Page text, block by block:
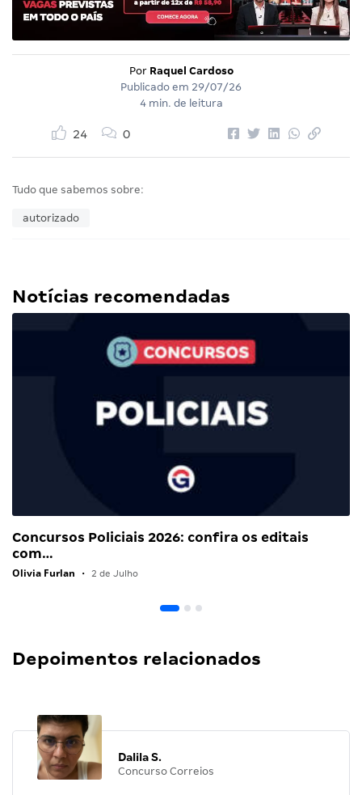
Por Raquel Cardoso
Publicado em 29/07/26
4 min. de leitura
24 0
Tudo que sabemos sobre:
autorizado
Notícias recomendadas
Concursos Policiais 2026: confira os editais
com…
Olivia Furlan • 2 de Julho
Depoimentos relacionados
Dalila S.
Concurso Correios